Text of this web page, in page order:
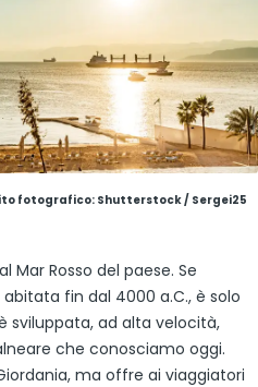
fotografico: Shutterstock / Sergei25
Mar Rosso del paese. Se
fin dal 4000 a.C., è solo
ad alta velocità,
che conosciamo oggi.
ma offre ai viaggiatori